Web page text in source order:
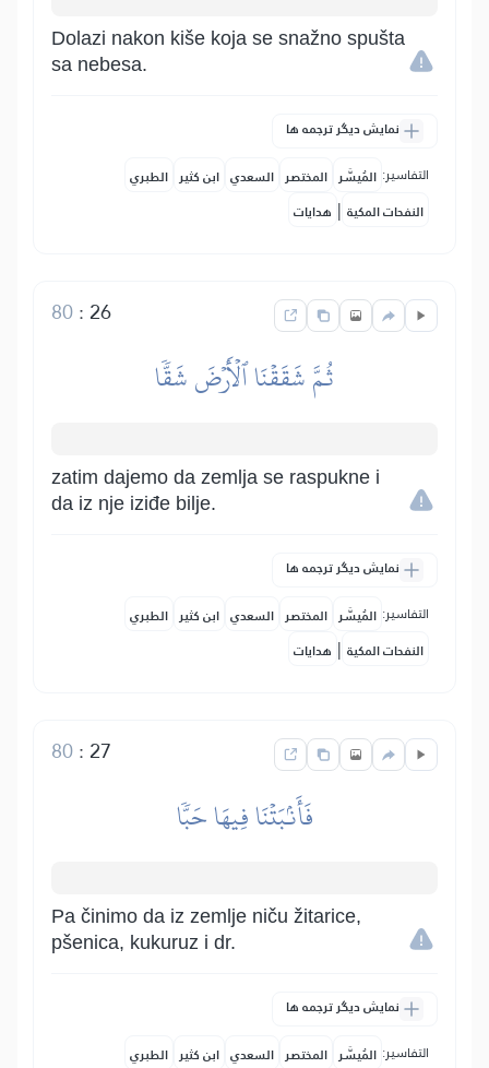
Dolazi nakon kiše koja se snažno spušta
sa nebesa.
نمایش دیگر ترجمه ها
التفاسير: المُيسَّر المختصر السعدي ابن كثير الطبري
النفحات المكية | هدايات
26
:
80
ثُمَّ شَقَقۡنَا ٱلۡأَرۡضَ شَقّٗا
zatim dajemo da zemlja se raspukne i
da iz nje iziđe bilje.
نمایش دیگر ترجمه ها
التفاسير: المُيسَّر المختصر السعدي ابن كثير الطبري
النفحات المكية | هدايات
27
:
80
فَأَنۢبَتۡنَا فِيهَا حَبّٗا
Pa činimo da iz zemlje niču žitarice,
pšenica, kukuruz i dr.
نمایش دیگر ترجمه ها
التفاسير: المُيسَّر المختصر السعدي ابن كثير الطبري